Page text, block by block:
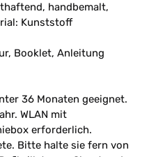
handbemalt,
Kunststoff
Booklet, Anleitung
36 Monaten geeignet.
WLAN mit
erforderlich.
Bitte halte sie fern von